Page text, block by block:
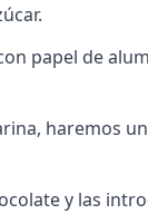
papel de
haremos
y las